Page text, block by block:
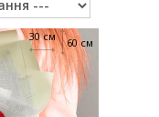
60 см
30 см